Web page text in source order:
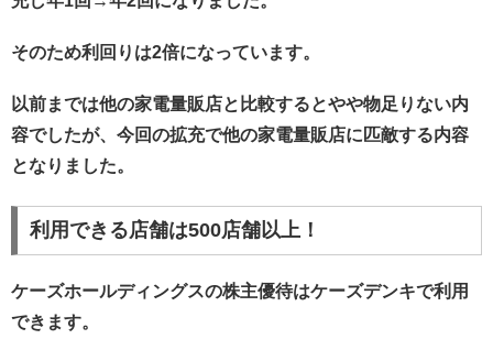
そのため利回りは2倍になっています。
以前までは他の家電量販店と比較するとやや物足りない内
容でしたが、今回の拡充で他の家電量販店に匹敵する内容
となりました。
利用できる店舗は500店舗以上！
ケーズホールディングスの株主優待はケーズデンキで利用
できます。